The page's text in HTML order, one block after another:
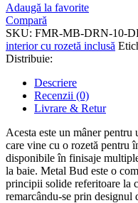
Adaugă la favorite
Compară
SKU: FMR-MB-DRN-10-
interior cu rozetă inclusă
Distribuie:
Descriere
Recenzii (0)
Livrare & Retur
Acesta este un mâner pentru
care vine cu o rozetă pentru
disponibile în finisaje
la baie. Metal Bud este o
principii solide referitoare la
remarcându-se prin designul